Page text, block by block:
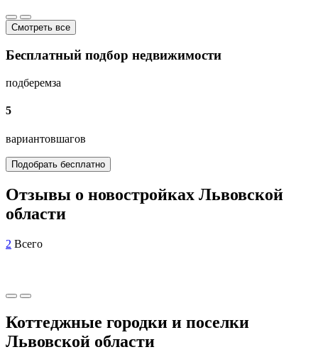
Смотреть все
Бесплатный подбор недвижимости
подберемза
5
вариантовшагов
Подобрать бесплатно
Отзывы о новостройках Львовской
области
2 Всего
Коттеджные городки и поселки
Львовской области